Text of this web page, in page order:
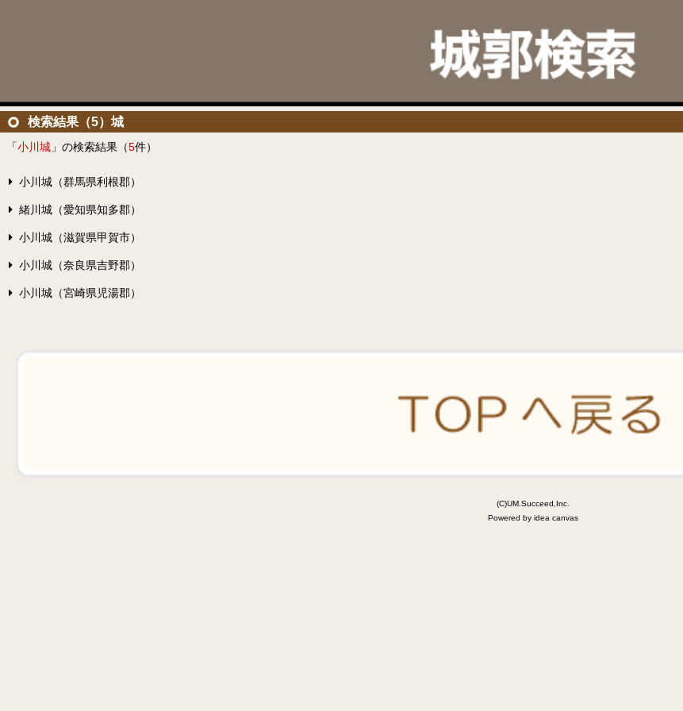
検索結果（5）城
「小川城 」の検索結果（5件）
小川城（群馬県利根郡）
緒川城（愛知県知多郡）
小川城（滋賀県甲賀市）
小川城（奈良県吉野郡）
小川城（宮崎県児湯郡）
(C)UM.Succeed,Inc.
Powered by idea canvas